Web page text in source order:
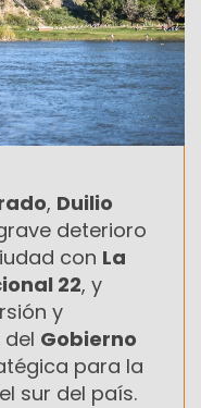
, Duilio
deterioro
con La
22, y
y
Gobierno
para la
sur del país.